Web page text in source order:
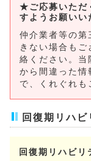
ースエイドの方)
こちらからご応
￥100,000を支
求人応募フォ
求人応募フォー
(訪問看護師を
病院見学会
福利厚生
★ご応募いただ
すようお願いい
仲介業者等の第
きない場合も
絡ください。当
から間違った情
で、くれぐれも
回復期リハ
回復期リハビ